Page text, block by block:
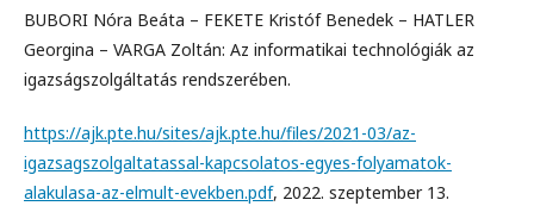
BUBORI Nóra Beáta – FEKETE Kristóf Benedek – HATLER
Georgina – VARGA Zoltán: Az informatikai technológiák az
igazságszolgáltatás rendszerében.
https://ajk.pte.hu/sites/ajk.pte.hu/files/2021-03/az-
igazsagszolgaltatassal-kapcsolatos-egyes-folyamatok-
alakulasa-az-elmult-evekben.pdf, 2022. szeptember 13.